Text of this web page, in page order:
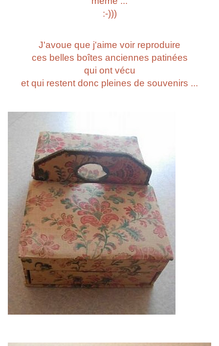
:-)))
J'avoue que j'aime voir reproduire
ces belles boîtes anciennes patinées
qui ont vécu
et qui restent donc pleines de souvenirs ...